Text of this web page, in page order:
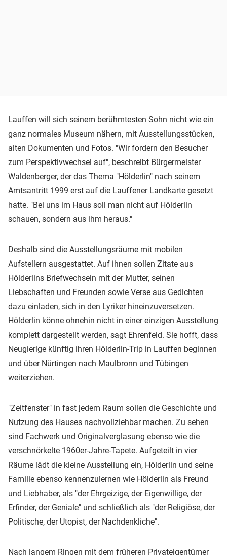
Lauffen will sich seinem berühmtesten Sohn nicht wie ein
ganz normales Museum nähern, mit Ausstellungsstücken,
alten Dokumenten und Fotos. "Wir fordern den Besucher
zum Perspektivwechsel auf", beschreibt Bürgermeister
Waldenberger, der das Thema "Hölderlin" nach seinem
Amtsantritt 1999 erst auf die Lauffener Landkarte gesetzt
hatte. "Bei uns im Haus soll man nicht auf Hölderlin
schauen, sondern aus ihm heraus."
Deshalb sind die Ausstellungsräume mit mobilen
Aufstellern ausgestattet. Auf ihnen sollen Zitate aus
Hölderlins Briefwechseln mit der Mutter, seinen
Liebschaften und Freunden sowie Verse aus Gedichten
dazu einladen, sich in den Lyriker hineinzuversetzen.
Hölderlin könne ohnehin nicht in einer einzigen Ausstellung
komplett dargestellt werden, sagt Ehrenfeld. Sie hofft, dass
Neugierige künftig ihren Hölderlin-Trip in Lauffen beginnen
und über Nürtingen nach Maulbronn und Tübingen
weiterziehen.
"Zeitfenster" in fast jedem Raum sollen die Geschichte und
Nutzung des Hauses nachvollziehbar machen. Zu sehen
sind Fachwerk und Originalverglasung ebenso wie die
verschnörkelte 1960er-Jahre-Tapete. Aufgeteilt in vier
Räume lädt die kleine Ausstellung ein, Hölderlin und seine
Familie ebenso kennenzulernen wie Hölderlin als Freund
und Liebhaber, als "der Ehrgeizige, der Eigenwillige, der
Erfinder, der Geniale" und schließlich als "der Religiöse, der
Politische, der Utopist, der Nachdenkliche".
Nach langem Ringen mit dem früheren Privateigentümer